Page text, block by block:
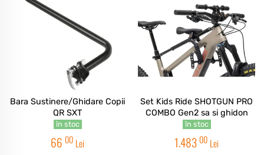
Bara Sustinere/Ghidare Copii
QR SXT
în stoc
66 00 Lei
Set Kids Ride SHOTGUN PRO
COMBO Gen2 sa si ghidon
în stoc
1.483 00 Lei